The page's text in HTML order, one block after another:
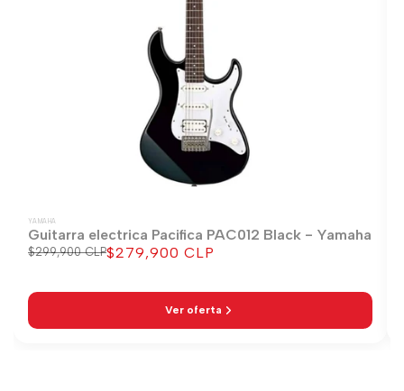
YAMAHA
Guitarra electrica Pacifica PAC012 Black - Yamaha
Precio
$299,900 CLPPrecio
$279,900 CLP
Ver oferta